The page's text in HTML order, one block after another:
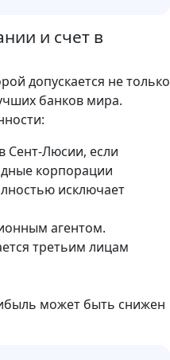
и счет в
допускается не только
банков мира.
Сент-Люсии, если
корпорации
исключает
агентом.
третьим лицам
может быть снижен